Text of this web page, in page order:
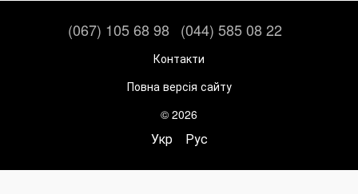
(067) 105 68 98 (044) 585 08 22
Контакти
Повна версія сайту
© 2026
Укр Рус